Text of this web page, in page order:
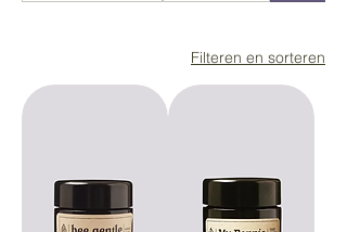
Filteren en sorteren